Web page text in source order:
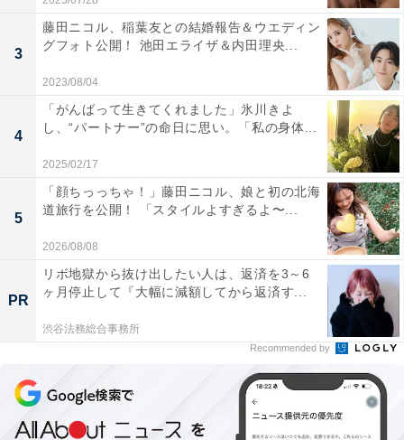
3
藤田ニコル、稲葉友との結婚報告＆ウエディン
グフォト公開！ 池田エライザ＆内田理央...
2023/08/04
4
「がんばって生きてくれました」氷川きよ
し、“パートナー”の命日に思い。「私の身体...
2025/02/17
5
「顔ちっっちゃ！」藤田ニコル、娘と初の北海
道旅行を公開！ 「スタイルよすぎるよ〜...
2026/08/08
PR
リボ地獄から抜け出したい人は、返済を3～6
ヶ月停止して『大幅に減額してから返済す...
渋谷法務総合事務所
Recommended by